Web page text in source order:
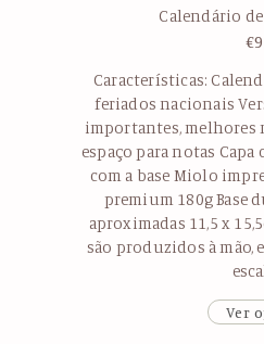
Calendário de
€
Características:
feriados nacionais
importantes, melhores
espaço para notas
com a base Miolo
premium 180g Base
aproximadas 11,5 x
são produzidos à mão,
Ver